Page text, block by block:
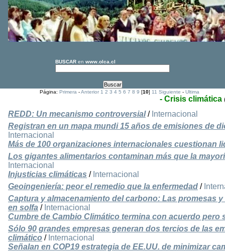
BUSCAR en www.olca.cl
Página:Primera -Anterior 1 2 3 4 5 6 7 8 9 [10]11 Siguiente -Ultima
- Crisis climática
REDD: Un mecanismo controversial/ Internacional
Registran en un mapa mundi 15 años de emisiones de
Internacional
Más de 100 organizaciones internacionales cuestionan
Los gigantes alimentarios contaminan más que la
Internacional
Injusticias climáticas / Internacional
Geoingeniería: peor el remedio que la enfermedad /
Captura y almacenamiento del carbono: Las promesas
en solfa / Internacional
Cumbre de Cambio Climático termina con acuerdo
Sólo 90 grandes empresas generan dos tercios de las
climático / Internacional
Señalan en COP19 estrategia de EE.UU. de minimizar